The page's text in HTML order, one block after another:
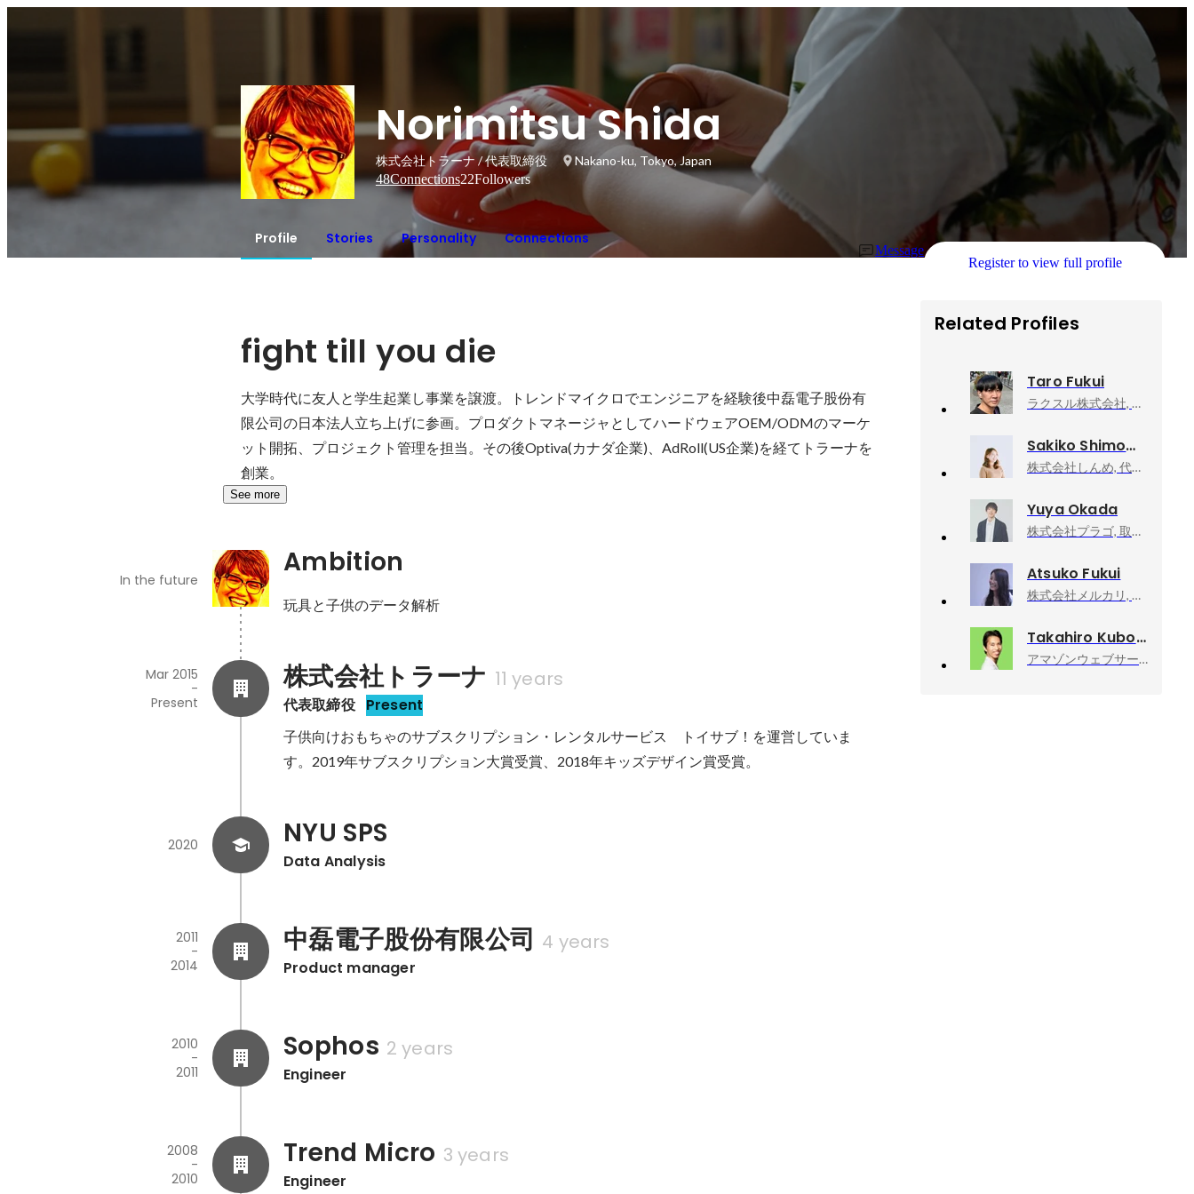
Norimitsu Shida
株式会社トラーナ / 代表取締役
Nakano-ku, Tokyo, Japan
48Connections22Followers
Profile Stories Personality Connections
Message
Register to view full profile
fight till you die
大学時代に友人と学生起業し事業を譲渡。トレンドマイクロでエンジニアを経験後中磊電子股份有
限公司の日本法人立ち上げに参画。プロダクトマネージャとしてハードウェアOEM/ODMのマーケ
ット開拓、プロジェクト管理を担当。その後Optiva(カナダ企業)、AdRoll(US企業)を経てトラーナを
創業。
See more
Ambition
In the future
玩具と子供のデータ解析
株式会社トラーナ 11 years
代表取締役 Present
Mar 2015
-
Present
子供向けおもちゃのサブスクリプション・レンタルサービス　トイサブ！を運営していま
す。2019年サブスクリプション大賞受賞、2018年キッズデザイン賞受賞。
NYU SPS
Data Analysis
2020
中磊電子股份有限公司 4 years
Product manager
2011
-
2014
Sophos 2 years
Engineer
2010
-
2011
Trend Micro 3 years
Engineer
2008
-
2010
Related Profiles
Taro Fukui
ラクスル株式会社, ラクスル事業本部オペレーション統括CS部長/ DTP部長（兼務）
Sakiko Shimomura
株式会社しんめ, 代表取締役・PR
Yuya Okada
株式会社プラゴ, 取締役 CTO
Atsuko Fukui
株式会社メルカリ, エンジニア
Takahiro Kubo
アマゾンウェブサービスジャパン合同会社, Developer Relations Machine Learning